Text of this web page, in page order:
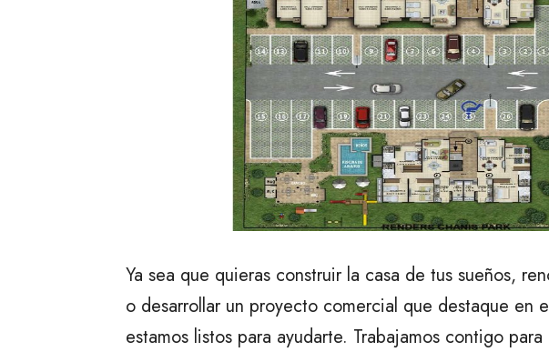
Ya sea que quieras construir la casa de tus sueños,
o desarrollar un proyecto comercial que destaque en
estamos listos para ayudarte. Trabajamos contigo